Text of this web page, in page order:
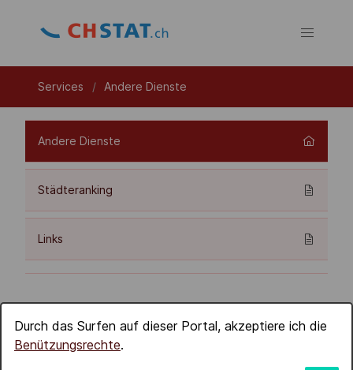
Services Andere Dienste
Andere Dienste
Städteranking
Links
Durch das Surfen auf dieser Portal, akzeptiere ich die
Benützungsrechte.